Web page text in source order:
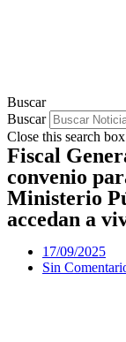
Buscar
Buscar
Close this search
Fiscal
convenio
Ministerio
accedan a
17/09/2025
Sin